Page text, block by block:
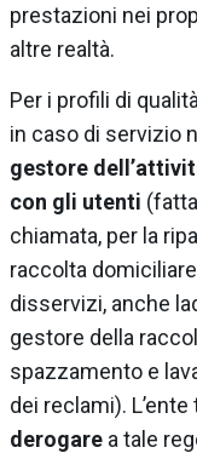
prestazioni nei
altre realtà.
Per i profili di
in caso di servizio
gestore
con gli utenti
chiamata, per la
raccolta
disservizi, anche
gestore della
spazzamento e
dei reclami).
derogare a tale